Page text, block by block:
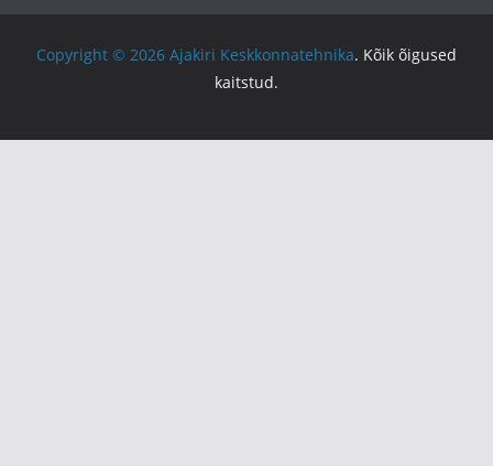
Copyright © 2026 Ajakiri Keskkonnatehnika. Kõik õigused
kaitstud.